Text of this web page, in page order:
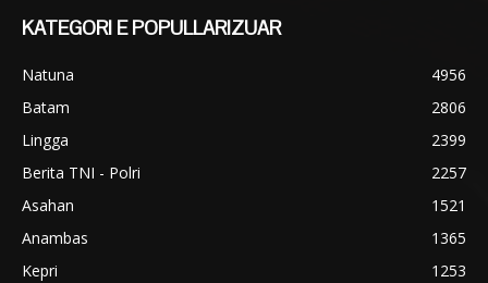
KATEGORI E POPULLARIZUAR
Natuna
4956
Batam
2806
Lingga
2399
Berita TNI - Polri
2257
Asahan
1521
Anambas
1365
Kepri
1253